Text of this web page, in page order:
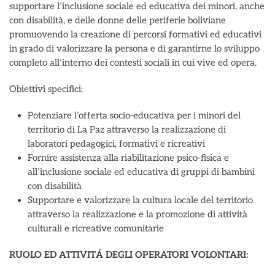
supportare l’inclusione sociale ed educativa dei minori, anche
con disabilità, e delle donne delle periferie boliviane
promuovendo la creazione di percorsi formativi ed educativi
in grado di valorizzare la persona e di garantirne lo sviluppo
completo all’interno dei contesti sociali in cui vive ed opera.
Obiettivi specifici:
Potenziare l’offerta socio-educativa per i minori del
territorio di La Paz attraverso la realizzazione di
laboratori pedagogici, formativi e ricreativi
Fornire assistenza alla riabilitazione psico-fisica e
all’inclusione sociale ed educativa di gruppi di bambini
con disabilità
Supportare e valorizzare la cultura locale del territorio
attraverso la realizzazione e la promozione di attività
culturali e ricreative comunitarie
RUOLO ED ATTIVITÁ DEGLI OPERATORI VOLONTARI: